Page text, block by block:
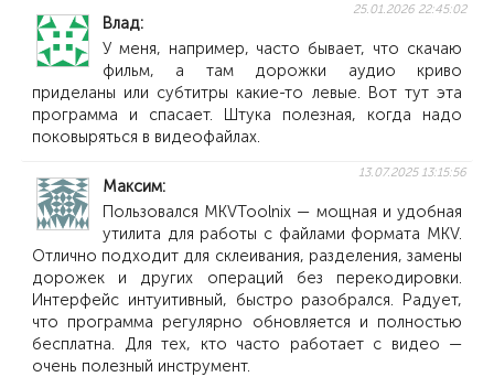
Влад
25.01.2026 22:45:02
У меня, например, часто бывает, что скачаю
фильм, а там дорожки аудио криво
приделаны или субтитры какие-то левые. Вот тут эта
программа и спасает. Штука полезная, когда надо
поковыряться в видеофайлах.
Максим
13.07.2025 13:15:56
Пользовался MKVToolnix — мощная и удобная
утилита для работы с файлами формата MKV.
Отлично подходит для склеивания, разделения, замены
дорожек и других операций без перекодировки.
Интерфейс интуитивный, быстро разобрался. Радует,
что программа регулярно обновляется и полностью
бесплатна. Для тех, кто часто работает с видео —
очень полезный инструмент.